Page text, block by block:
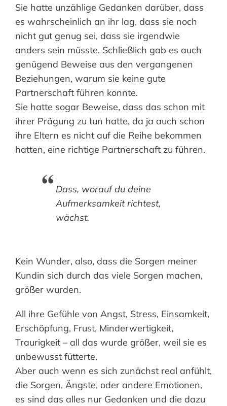
Sie hatte unzählige Gedanken darüber, dass
es wahrscheinlich an ihr lag, dass sie noch
nicht gut genug sei, dass sie irgendwie
anders sein müsste. Schließlich gab es auch
genügend Beweise aus den vergangenen
Beziehungen, warum sie keine gute
Partnerschaft führen konnte.
Sie hatte sogar Beweise, dass das schon mit
ihrer Prägung zu tun hatte, da ja auch schon
ihre Eltern es nicht auf die Reihe bekommen
hatten, eine richtige Partnerschaft zu führen.
Dass, worauf du deine
Aufmerksamkeit richtest,
wächst.
Kein Wunder, also, dass die Sorgen meiner
Kundin sich durch das viele Sorgen machen,
größer wurden.
All ihre Gefühle von Angst, Stress, Einsamkeit,
Erschöpfung, Frust, Minderwertigkeit,
Traurigkeit – all das wurde größer, weil sie es
unbewusst fütterte.
Aber auch wenn es sich zunächst real anfühlt,
die Sorgen, Ängste, oder andere Emotionen,
es sind das alles nur Gedanken und die dazu